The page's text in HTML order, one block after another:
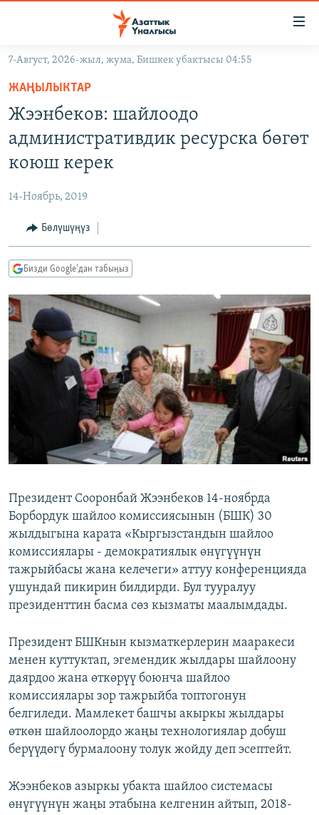
Навигацияга
өтүңүз
Издөөгө
салыңыз
КЫРГЫЗСТАН
МАДАНИЯТ
ТВ ПРОГРАММАЛАР
БҮГҮН АЗАТТЫКТА
ДАНИСТЕ
ЭЖЕ-СИҢДИЛЕР
АЗАТТЫК+
ЫҢГАЙСЫЗ СУРООЛОР
ПОДКАСТ
Русский
ОНЛАЙН ШЕРИНЕ
ЭЕ/АРнун бардык сайттары
7-Август, 2026-жыл, жума, Бишкек убактысы 04:55
ЖАҢЫЛЫКТАР
Жээнбеков: шайлоодо
административдик ресурска бөгөт
коюш керек
14-Ноябрь, 2019
Бөлүшүңүз
Бизди Google'дан табыңыз
Президент Сооронбай Жээнбеков 14-ноябрда
Борбордук шайлоо комиссиясынын (БШК) 30
жылдыгына карата «Кыргызстандын шайлоо
комиссиялары - демократиялык өнүгүүнүн
тажрыйбасы жана келечеги» аттуу конференцияда
ушундай пикирин билдирди. Бул тууралуу
президенттин басма сөз кызматы маалымдады.
Президент БШКнын кызматкерлерин мааракеси
менен куттуктап, эгемендик жылдары шайлоону
даярдоо жана өткөрүү боюнча шайлоо
комиссиялары зор тажрыйба топтогонун
белгиледи. Мамлекет башчы акыркы жылдары
өткөн шайлоолордо жаңы технологиялар добуш
берүүдөгү бурмалоону толук жойду деп эсептейт.
Жээнбеков азыркы убакта шайлоо системасы
өнүгүүнүн жаңы этабына келгенин айтып, 2018-